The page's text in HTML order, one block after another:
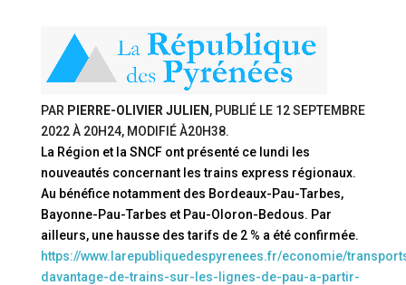
PAR PIERRE-OLIVIER JULIEN , PUBLIÉ LE 12 SEPTEMBRE
2022 À 20H24, MODIFIÉÀ20H38.
La Région et la SNCF ont présenté ce lundi les
nouveautés concernant les trains express régionaux.
Au bénéfice notamment des Bordeaux-Pau-Tarbes,
Bayonne-Pau-Tarbes et Pau-Oloron-Bedous. Par
ailleurs, une hausse des tarifs de 2 % a été confirmée.
https://www.larepubliquedespyrenees.fr/economie/
davantage-de-trains-sur-les-lignes-de-pau-a-partir-